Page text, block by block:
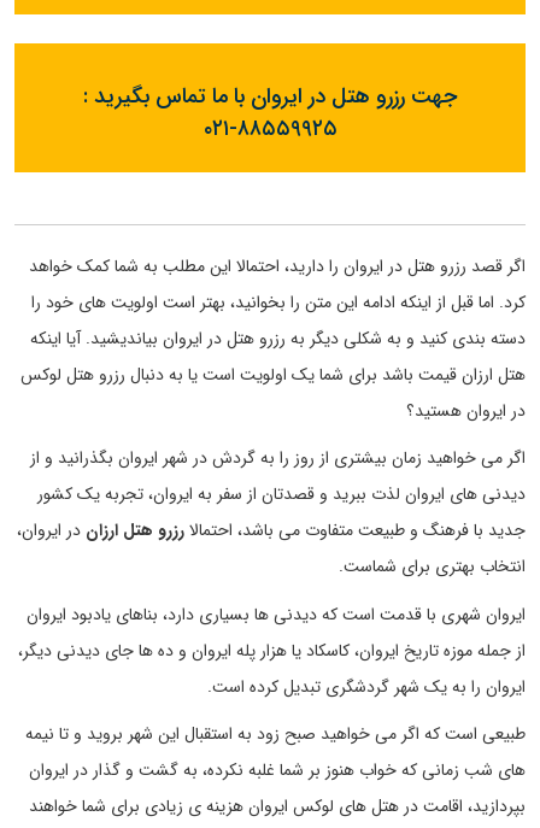
جهت رزرو هتل در ایروان با ما تماس بگیرید :
۰۲۱-۸۸۵۵۹۹۲۵
اگر قصد رزرو هتل در ایروان را دارید، احتمالا این مطلب به شما کمک خواهد
کرد. اما قبل از اینکه ادامه این متن را بخوانید، بهتر است اولویت های خود را
دسته بندی کنید و به شکلی دیگر به رزرو هتل در ایروان بیاندیشید. آیا اینکه
هتل ارزان قیمت باشد برای شما یک اولویت است یا به دنبال رزرو هتل لوکس
در ایروان هستید؟
اگر می خواهید زمان بیشتری از روز را به گردش در شهر ایروان بگذرانید و از
دیدنی های ایروان لذت ببرید و قصدتان از سفر به ایروان، تجربه یک کشور
جدید با فرهنگ و طبیعت متفاوت می باشد، احتمالارزرو هتل ارزان در ایروان،
انتخاب بهتری برای شماست.
ایروان شهری با قدمت است که دیدنی ها بسیاری دارد، بناهای یادبود ایروان
از جمله موزه تاریخ ایروان، کاسکاد یا هزار پله ایروان و ده ها جای دیدنی دیگر،
ایروان را به یک شهر گردشگری تبدیل کرده است.
طبیعی است که اگر می خواهید صبح زود به استقبال این شهر بروید و تا نیمه
های شب زمانی که خواب هنوز بر شما غلبه نکرده، به گشت و گذار در ایروان
بپردازید، اقامت در هتل های لوکس ایروان هزینه ی زیادی برای شما خواهند